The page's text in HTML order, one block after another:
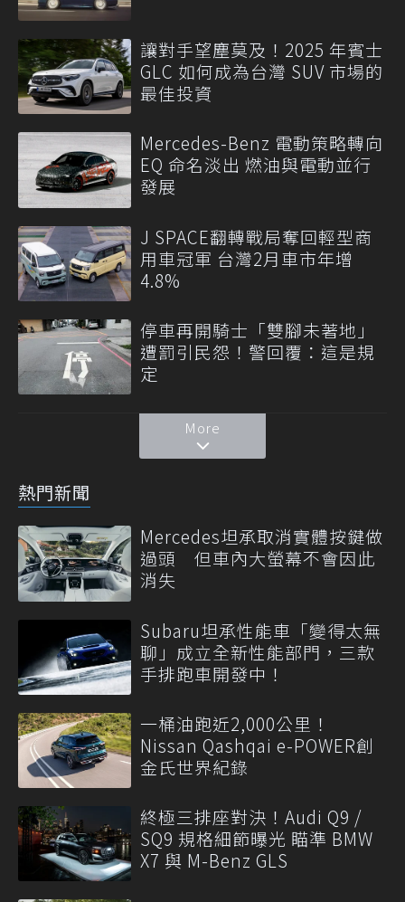
讓對手望塵莫及！2025 年賓士
GLC 如何成為台灣 SUV 市場的
最佳投資
Mercedes-Benz 電動策略轉向
EQ 命名淡出 燃油與電動並行
發展
J SPACE翻轉戰局奪回輕型商
用車冠軍 台灣2月車市年增
4.8%
停車再開騎士「雙腳未著地」
遭罰引民怨！警回覆：這是規
定
More
熱門新聞
Mercedes坦承取消實體按鍵做
過頭 但車內大螢幕不會因此
消失
Subaru坦承性能車「變得太無
聊」成立全新性能部門，三款
手排跑車開發中！
一桶油跑近2,000公里！
Nissan Qashqai e-POWER創
金氏世界紀錄
終極三排座對決！Audi Q9 /
SQ9 規格細節曝光 瞄準 BMW
X7 與 M-Benz GLS